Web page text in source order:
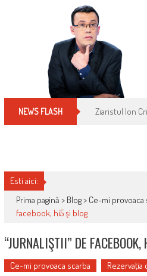
NEWS FLASH Cum îți
Esti aici:
Prima pagină > Blog> Ce-mi provoaca
facebook, hi5 şi blog
“JURNALIŞTII” DE
Ce-mi provoaca scarba Rezervaţia